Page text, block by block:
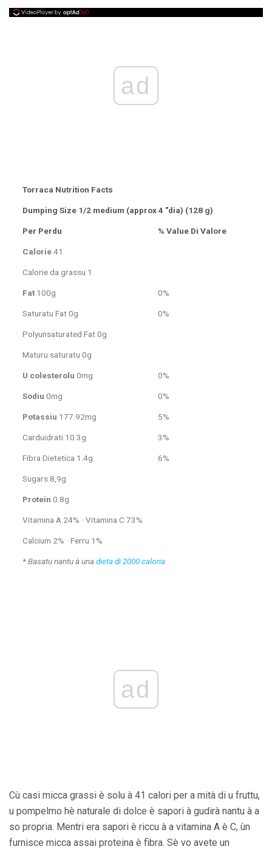
ad
Torraca Nutrition Facts
Dumping Size 1/2 medium (approx 4 "dia) (128 g)
Per Perdu % Value Di Valore
Calorie41
Calorie da grassu 1
Fat 100g 0%
Saturatu Fat 0g 0%
Polyunsaturated Fat 0g
Maturu saturatu 0g
U colesterolu 0mg 0%
Sodiu 0mg 0%
Potassiu 177.92mg 5%
Carduidrati 10.3g 3%
Fibra Dietetica 1.4g 6%
Sugars 8,9g
Protein 0.8g
Vitamina A 24% · Vitamina C 73%
Calcium 2% · Ferru 1%
* Basatu nantu à unadieta di 2000 caloria
ad
Cù casi micca grassi è solu à 41 calori per a mità di u fruttu,
u pompelmo hè naturale di dolce è sapori à gudirà nantu à a
so propria. Mentri era sapori è riccu à a vitamina A è C, ùn
furnisce micca assai proteina è fibra. Sè vo avete un